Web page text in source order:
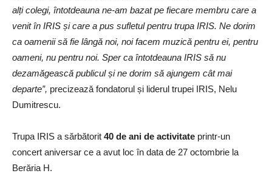
alți colegi, întotdeauna ne-am bazat pe fiecare membru care a
venit în IRIS și care a pus sufletul pentru trupa IRIS. Ne dorim
ca oamenii să fie lângă noi, noi facem muzică pentru ei, pentru
oameni, nu pentru noi. Sper ca întotdeauna IRIS să nu
dezamăgească publicul și ne dorim să ajungem cât mai
departe”, precizează fondatorul și liderul trupei IRIS, Nelu
Dumitrescu.
Trupa IRIS a sărbătorit 40 de ani de activitate printr-un
concert aniversar ce a avut loc în data de 27 octombrie la
Berăria H.